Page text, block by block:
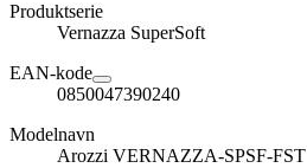
Produktserie
Vernazza SuperSoft
EAN-kode
0850047390240
Modelnavn
Arozzi VERNAZZA-SPSF-FST